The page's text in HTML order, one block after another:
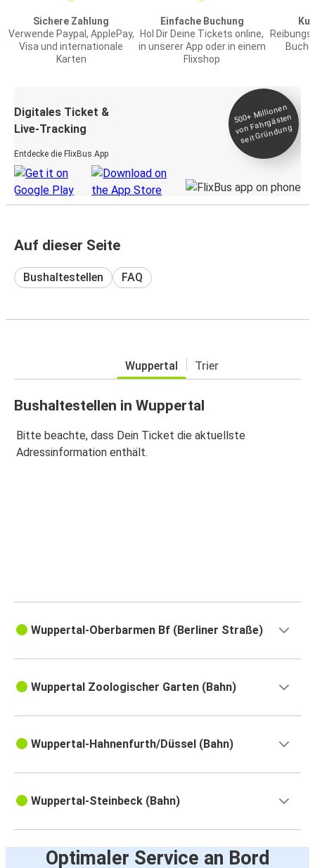
Sichere Zahlung
Verwende Paypal, ApplePay,
Visa und internationale
Karten
Einfache Buchung
Hol Dir Deine Tickets online,
in unserer App oder in einem
Flixshop
Digitales Ticket &
Live-Tracking
Entdecke die FlixBus App
500+
Millionen
von Fahrgästen
seit
Gründung
Auf dieser Seite
Bushaltestellen FAQ
Wuppertal Trier
Bushaltestellen in Wuppertal
Bitte beachte, dass Dein Ticket die aktuellste
Adressinformation enthält.
Wuppertal-Oberbarmen Bf (Berliner Straße)
Wuppertal Zoologischer Garten (Bahn)
Wuppertal-Hahnenfurth/Düssel (Bahn)
Wuppertal-Steinbeck (Bahn)
Optimaler Service an Bord